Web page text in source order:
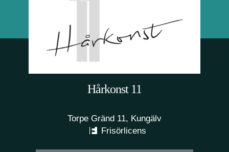
Hårkonst 11
Torpe Gränd 11, Kungälv
Frisörlicens